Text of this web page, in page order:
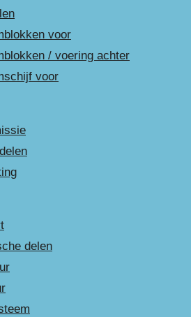
voor
/ voering achter
voor
delen